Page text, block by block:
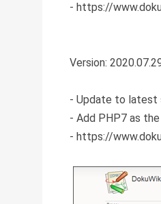
- https://
Version:
- Update to latest
- Add PHP7 as
- https://